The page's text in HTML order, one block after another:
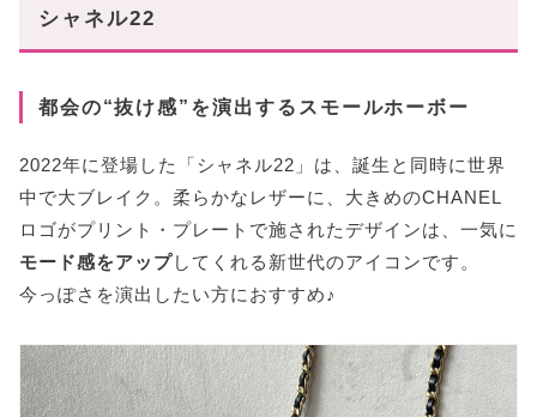
シャネル22
都会の“抜け感”を演出するスモールホーボー
2022年に登場した「シャネル22」は、誕生と同時に世界
中で大ブレイク。柔らかなレザーに、大きめのCHANEL
ロゴがプリント・プレートで施されたデザインは、一気に
モード感をアップしてくれる新世代のアイコンです。
今っぽさを演出したい方におすすめ♪